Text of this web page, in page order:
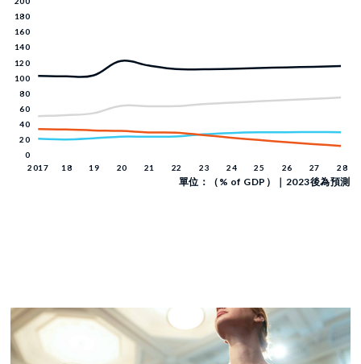
單位：（% of GDP）｜2023後為預測